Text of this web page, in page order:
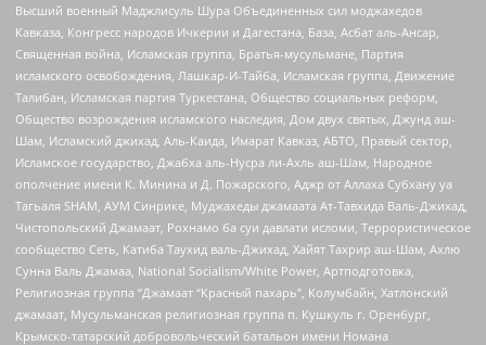
Высший военный Маджлисуль Шура Объединенных сил моджахедов
Кавказа, Конгресс народов Ичкерии и Дагестана, База, Асбат аль-Ансар,
Священная война, Исламская группа, Братья-мусульмане, Партия
исламского освобождения, Лашкар-И-Тайба, Исламская группа, Движение
Талибан, Исламская партия Туркестана, Общество социальных реформ,
Общество возрождения исламского наследия, Дом двух святых, Джунд аш-
Шам, Исламский джихад, Аль-Каида, Имарат Кавказ, АБТО, Правый сектор,
Исламское государство, Джабха аль-Нусра ли-Ахль аш-Шам, Народное
ополчение имени К. Минина и Д. Пожарского, Аджр от Аллаха Субхану уа
Тагьаля SHAM, АУМ Синрике, Муджахеды джамаата Ат-Тавхида Валь-Джихад,
Чистопольский Джамаат, Рохнамо ба суи давлати исломи, Террористическое
сообщество Сеть, Катиба Таухид валь-Джихад, Хайят Тахрир аш-Шам, Ахлю
Сунна Валь Джамаа, National Socialism/White Power, Артподготовка,
Религиозная группа “Джамаат “Красный пахарь”, Колумбайн, Хатлонский
джамаат, Мусульманская религиозная группа п. Кушкуль г. Оренбург,
Крымско-татарский добровольческий батальон имени Номана